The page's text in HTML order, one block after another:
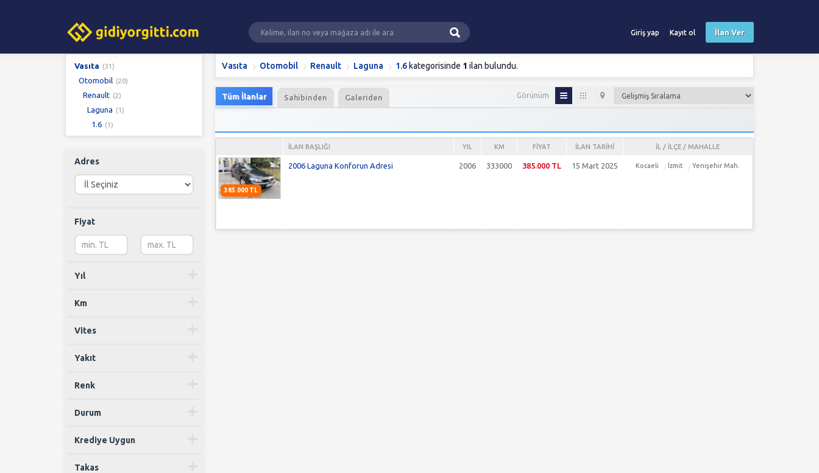
Giriş yap Kayıt ol İlan Ver
Vasıta (31)
Otomobil (20)
Renault (2)
Laguna (1)
1.6 (1)
Adres
Fiyat
Yıl
Km
Vites
Yakıt
Renk
Durum
Krediye Uygun
Takas
Vasıta Otomobil Renault Laguna 1.6 kategorisinde 1 ilan bulundu.
Tüm İlanlar Sahibinden Galeriden Görünüm
İLAN BAŞLIĞI YIL KM FIYAT İLAN TARIHI İL / İLÇE / MAHALLE
385.000 TL
2006 Laguna Konforun Adresi 2006 333000 385.000 TL 15 Mart 2025 Kocaeli İzmit Yenişehir Mah.